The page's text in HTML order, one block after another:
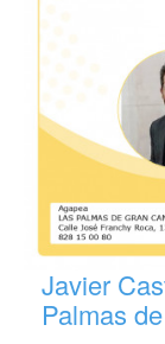
Javier
Palmas